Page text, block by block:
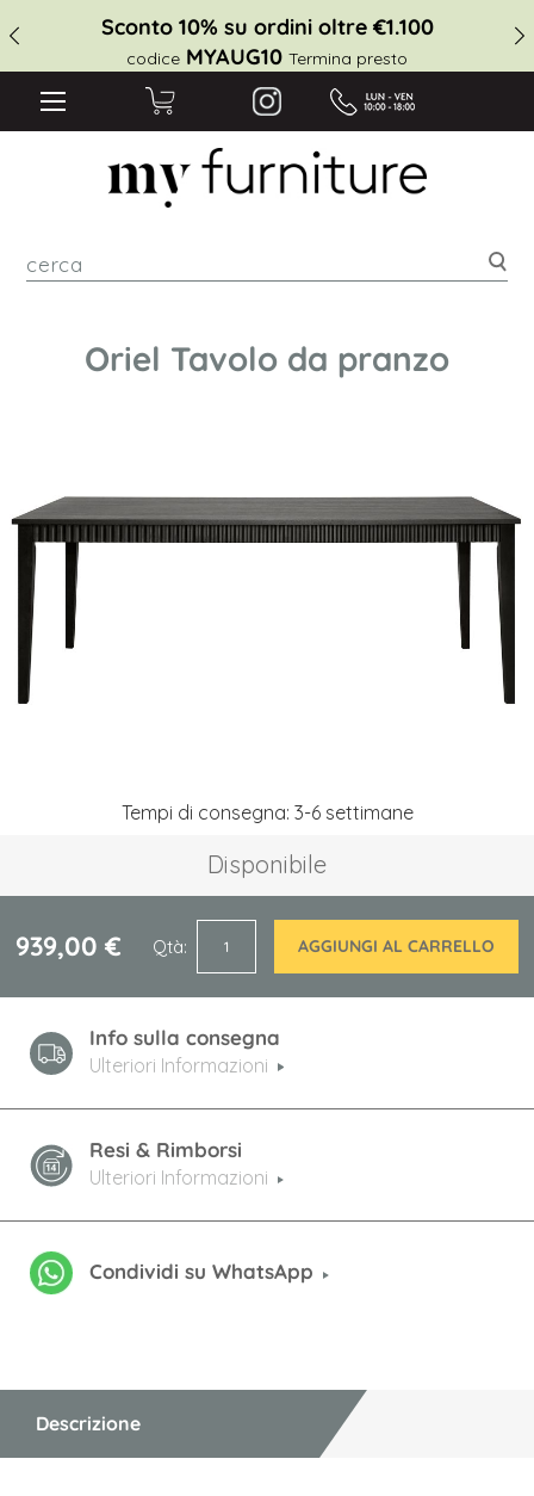
Sconto 10% su ordini oltre €1.100
codice MYAUG10 Termina presto
Oriel Tavolo da pranzo
Tempi di consegna: 3-6 settimane
Disponibile
939,00 € Qtà AGGIUNGI AL CARRELLO
Info sulla consegna
Ulteriori Informazioni
Resi & Rimborsi
Ulteriori Informazioni
Condividi su WhatsApp
galleria
di
Descrizione